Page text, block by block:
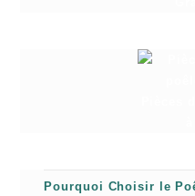
Pourquoi Choisir le